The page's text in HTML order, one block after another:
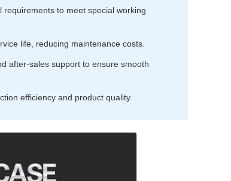
to meet special working
life, reducing maintenance costs.
after-sales support to ensure smooth
efficiency and product quality.